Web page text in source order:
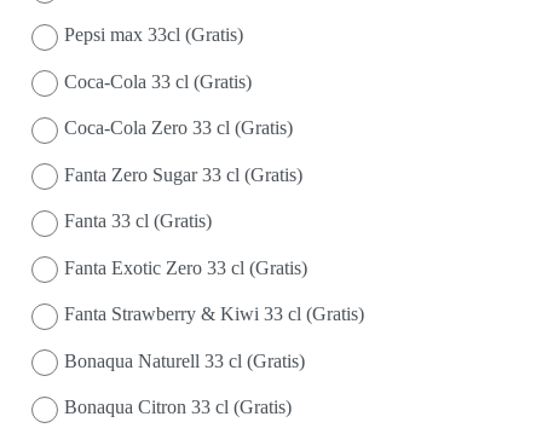
Pepsi max 33cl (Gratis)
Coca-Cola 33 cl (Gratis)
Coca-Cola Zero 33 cl (Gratis)
Fanta Zero Sugar 33 cl (Gratis)
Fanta 33 cl (Gratis)
Fanta Exotic Zero 33 cl (Gratis)
Fanta Strawberry & Kiwi 33 cl (Gratis)
Bonaqua Naturell 33 cl (Gratis)
Bonaqua Citron 33 cl (Gratis)